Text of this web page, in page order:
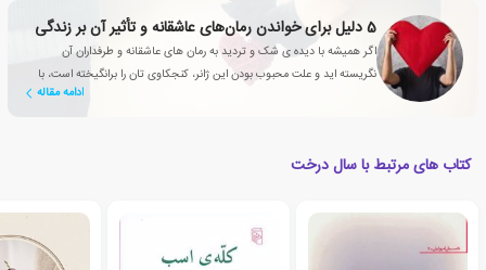
5 دلیل برای خواندن رمان‌های عاشقانه‌‌ و تأثیر آن بر زندگی
اگر همیشه با دیده ی شک و تردید به رمان های عاشقانه و طرفداران آن
نگریسته اید و علت محبوب بودن این ژانر، کنجکاوی تان را برانگیخته است، با
ادامه مقاله
کتاب های مرتبط با سال درخت